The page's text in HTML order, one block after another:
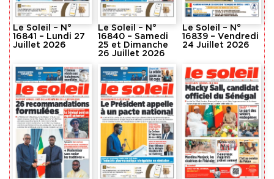
Le Soleil – N°
16841 – Lundi 27
Juillet 2026
Le Soleil – N°
16840 – Samedi
25 et Dimanche
26 Juillet 2026
Le Soleil – N°
16839 – Vendredi
24 Juillet 2026